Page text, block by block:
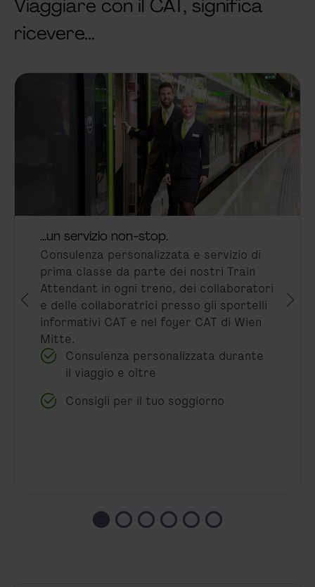
Viaggiare con il CAT, significa
ricevere...
...un servizio non-stop.
Consulenza personalizzata e servizio di
prima classe da parte dei nostri Train
Attendant in ogni treno, dei collaboratori
e delle collaboratrici presso gli sportelli
informativi CAT e nel foyer CAT di Wien
Mitte.
Consulenza personalizzata durante
il viaggio e oltre
Consigli per il tuo soggiorno